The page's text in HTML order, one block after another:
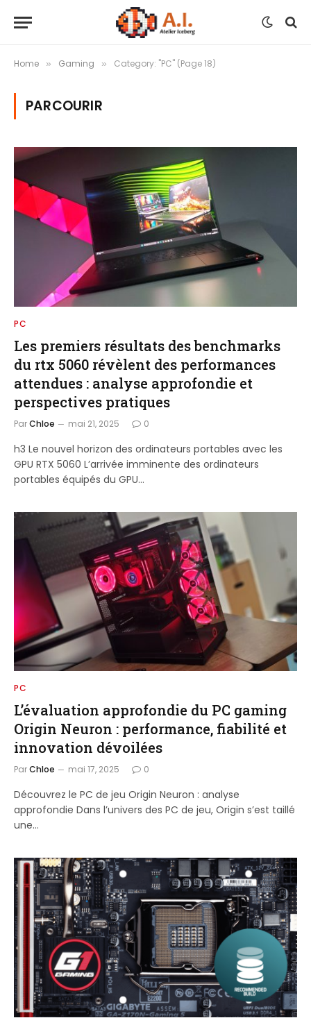
Home » Gaming » Category: "PC" (Page 18)
PARCOURIR
PC
Les premiers résultats des benchmarks
du rtx 5060 révèlent des performances
attendues : analyse approfondie et
perspectives pratiques
ParChloe mai 21, 2025 0
h3 Le nouvel horizon des ordinateurs portables avec les
GPU RTX 5060 L’arrivée imminente des ordinateurs
portables équipés du GPU…
PC
L’évaluation approfondie du PC gaming
Origin Neuron : performance, fiabilité et
innovation dévoilées
ParChloe mai 17, 2025 0
Découvrez le PC de jeu Origin Neuron : analyse
approfondie Dans l’univers des PC de jeu, Origin s’est taillé
une…